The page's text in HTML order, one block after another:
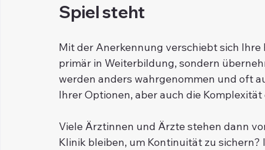
Spiel steht
Mit der Anerkennung verschiebt sich
primär in Weiterbildung, sondern
werden anders wahrgenommen und oft
Ihrer Optionen, aber auch die
Viele Ärztinnen und Ärzte stehen dann
Klinik bleiben, um Kontinuität zu